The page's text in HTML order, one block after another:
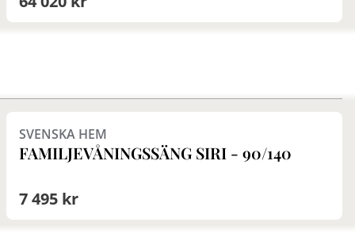
Finns i fler val (2)
SVENSKA HEM
FAMILJEVÅNINGSSÄNG SIRI - 90/140
7 495 kr